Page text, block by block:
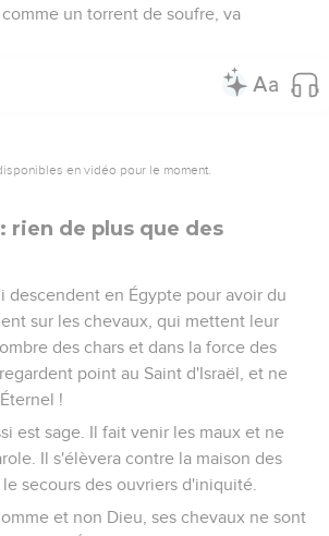
un torrent de soufre, va
en vidéo pour le moment.
rien de plus que des
descendent en Égypte pour avoir du
sur les chevaux, qui mettent leur
des chars et dans la force des
point au Saint d'Israël, et ne
!
est sage. Il fait venir les maux et ne
Il s'élèvera contre la maison des
secours des ouvriers d'iniquité.
et non Dieu, ses chevaux ne sont